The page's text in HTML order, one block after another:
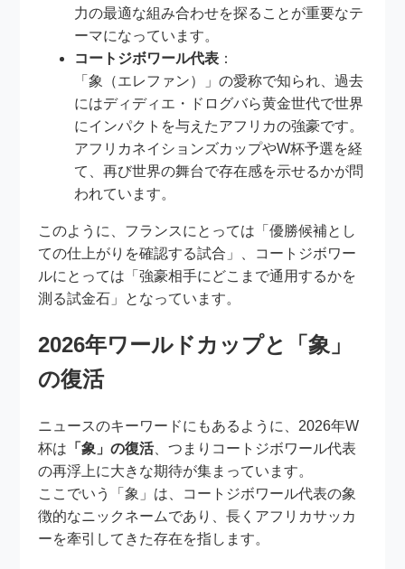
力の最適な組み合わせを探ることが重要なテ
ーマになっています。
コートジボワール代表 ：
「象（エレファン）」の愛称で知られ、過去
にはディディエ・ドログバら黄金世代で世界
にインパクトを与えたアフリカの強豪です。
アフリカネイションズカップやW杯予選を経
て、再び世界の舞台で存在感を示せるかが問
われています。
このように、フランスにとっては「優勝候補とし
ての仕上がりを確認する試合」、コートジボワー
ルにとっては「強豪相手にどこまで通用するかを
測る試金石」となっています。
2026年ワールドカップと「象」
の復活
ニュースのキーワードにもあるように、2026年W
杯は 「象」の復活、つまりコートジボワール代表
の再浮上に大きな期待が集まっています。
ここでいう「象」は、コートジボワール代表の象
徴的なニックネームであり、長くアフリカサッカ
ーを牽引してきた存在を指します。